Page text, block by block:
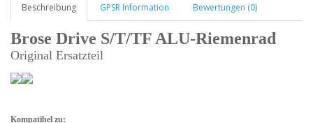
Beschreibung GPSR Information Bewertungen (0)
Brose Drive S/T/TF ALU-Riemenrad
Original Ersatzteil
Kompatibel zu: